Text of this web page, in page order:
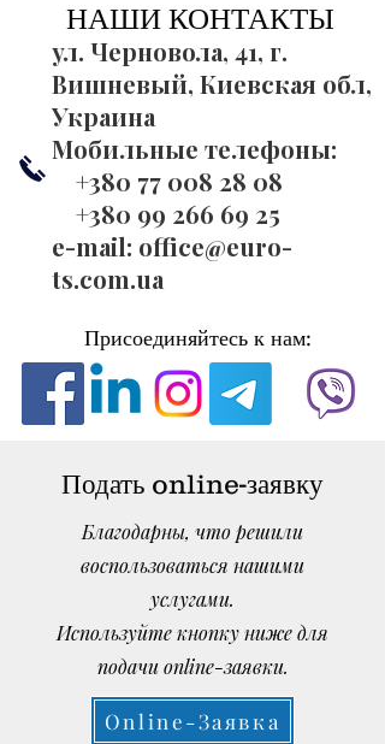
НАШИ КОНТАКТЫ
ул. Черновола, 41, г.
Вишневый, Киевская обл,
Украина
Мобильные телефоны:
+380 77 008 28 08
+380 99 266 69 25
e-mail: office@euro-
ts.com.ua
Присоединяйтесь к нам:
Подать online-заявку
Благодарны, что решили
воспользоваться нашими
услугами.
Используйте кнопку ниже для
подачи online-заявки.
Online-Заявка